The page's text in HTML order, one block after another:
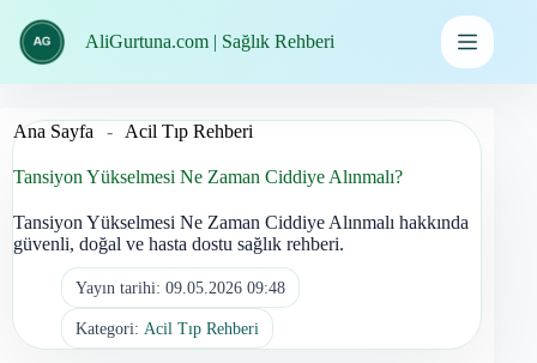
geç
AliGurtuna.com | Sağlık Rehberi
Ana Sayfa - Acil Tıp Rehberi
Tansiyon Yükselmesi Ne Zaman Ciddiye Alınmalı?
Tansiyon Yükselmesi Ne Zaman Ciddiye Alınmalı hakkında
güvenli, doğal ve hasta dostu sağlık rehberi.
Yayın tarihi: 09.05.2026 09:48
Kategori: Acil Tıp Rehberi